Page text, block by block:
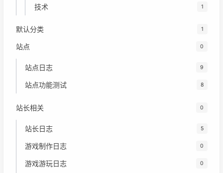
技术 1
默认分类 1
站点 0
站点日志 9
站点功能测试 8
站长相关 0
站长日志 5
游戏制作日志 0
游戏游玩日志 0